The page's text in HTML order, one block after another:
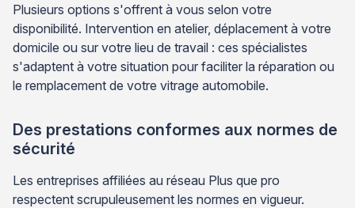
Plusieurs options s'offrent à vous selon votre
disponibilité. Intervention en atelier, déplacement à votre
domicile ou sur votre lieu de travail : ces spécialistes
s'adaptent à votre situation pour faciliter la réparation ou
le remplacement de votre vitrage automobile.
Des prestations conformes aux normes de
sécurité
Les entreprises affiliées au réseau Plus que pro
respectent scrupuleusement les normes en vigueur.